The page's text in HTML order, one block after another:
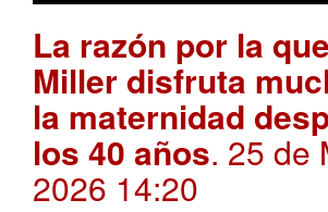
La razón por la
Miller disfruta
la maternidad
los 40 años. 25 de
2026 14:20